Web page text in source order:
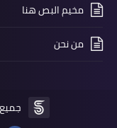
ثقافة
مخيم البص هنا
من نحن